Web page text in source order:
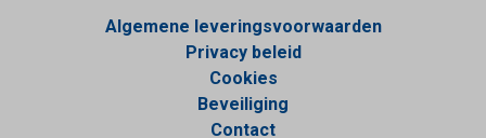
Algemene leveringsvoorwaarden
Privacy beleid
Cookies
Beveiliging
Contact